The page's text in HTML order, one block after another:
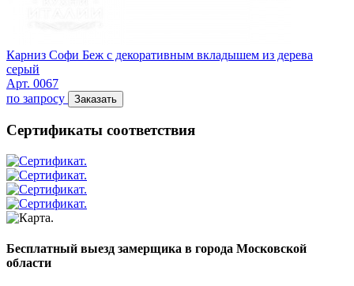
Карниз Софи Беж с декоративным вкладышем из дерева
серый
Арт. 0067
по запросу
Заказать
Сертификаты соответствия
Бесплатный выезд замерщика в города Московской
области